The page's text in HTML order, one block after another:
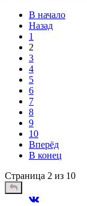
В начало
Назад
1
2
3
4
5
6
7
8
9
10
Вперёд
В конец
Страница 2 из 10